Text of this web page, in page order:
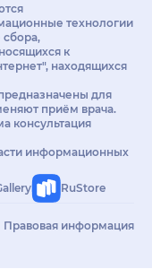
технологии
к
находящихся
для
приём врача.
консультация
информационных
RuStore
Правовая информация